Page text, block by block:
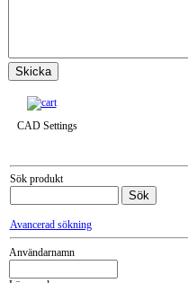
CAD Settings
Sök produkt
Avancerad sökning
Användarnamn